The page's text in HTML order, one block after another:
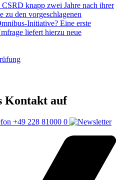
knapp zwei Jahre nach ihrer
zu den vorgeschlagenen
Initiative? Eine erste
liefert hierzu neue
Kontakt auf
+49 228 81000 0